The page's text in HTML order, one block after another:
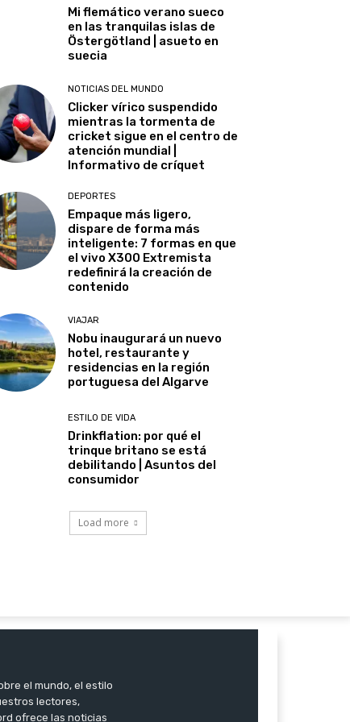
Mi flemático verano sueco
en las tranquilas islas de
Östergötland | asueto en
suecia
NOTICIAS DEL MUNDO
Clicker vírico suspendido
mientras la tormenta de
cricket sigue en el centro de
atención mundial |
Informativo de críquet
DEPORTES
Empaque más ligero,
dispare de forma más
inteligente: 7 formas en que
el vivo X300 Extremista
redefinirá la creación de
contenido
VIAJAR
Nobu inaugurará un nuevo
hotel, restaurante y
residencias en la región
portuguesa del Algarve
ESTILO DE VIDA
Drinkflation: por qué el
trinque britano se está
debilitando | Asuntos del
consumidor
Load more
el mundo, el estilo
lectores,
ofrece las noticias